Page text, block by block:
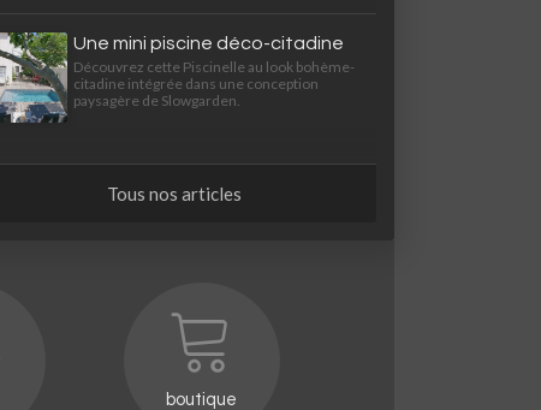
Une mini piscine déco-citadine
Découvrez cette Piscinelle au look bohème-
citadine intégrée dans une conception
paysagère de Slowgarden.
Tous nos articles
boutique